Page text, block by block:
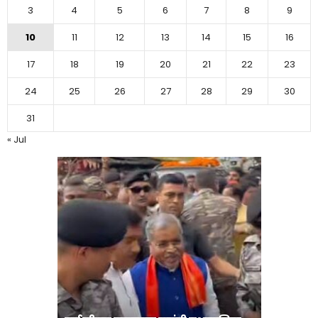
3
4 5 6 7 8
9
10
11 12 13 14 15
16
17
18 19 20 21 22
23
24
25 26 27 28 29
30
31
« Jul